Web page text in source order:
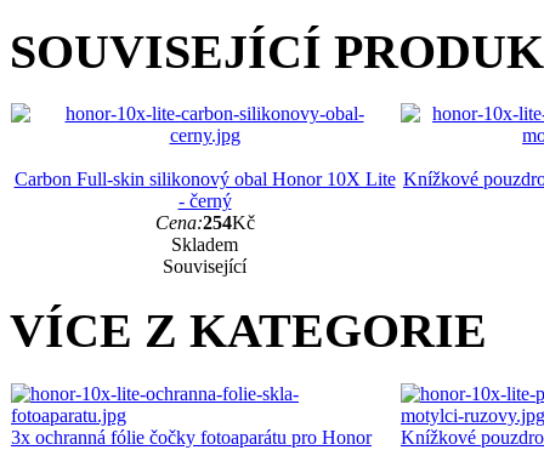
SOUVISEJÍCÍ
Carbon Full-skin silikonový obal Honor 10X Lite
- černý
Cena:254Kč
Skladem
Související
Knížkové
VÍCE Z KATEGORIE
3x ochranná fólie čočky fotoaparátu pro Honor
Knížkové